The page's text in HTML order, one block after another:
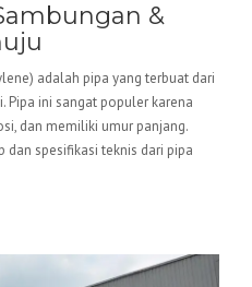
&
adalah pipa yang terbuat dari
ini sangat populer karena
dan memiliki umur panjang.
dan spesifikasi teknis dari pipa